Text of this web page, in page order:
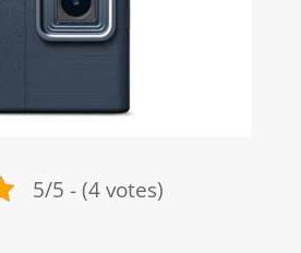
5/5 - (4 votes)